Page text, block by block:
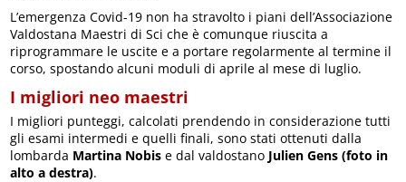
L’emergenza Covid-19 non ha stravolto i piani dell’Associazione
Valdostana Maestri di Sci che è comunque riuscita a
riprogrammare le uscite e a portare regolarmente al termine il
corso, spostando alcuni moduli di aprile al mese di luglio.
I migliori neo maestri
I migliori punteggi, calcolati prendendo in considerazione tutti
gli esami intermedi e quelli finali, sono stati ottenuti dalla
lombarda Martina Nobis e dal valdostano Julien Gens (foto in
alto a destra).